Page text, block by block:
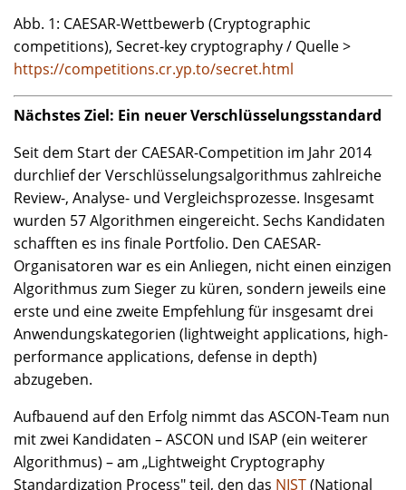
Abb. 1: CAESAR-Wettbewerb (Cryptographic
competitions), Secret-key cryptography / Quelle >
https://competitions.cr.yp.to/secret.html
Nächstes Ziel: Ein neuer Verschlüsselungsstandard
Seit dem Start der CAESAR-Competition im Jahr 2014
durchlief der Verschlüsselungsalgorithmus zahlreiche
Review-, Analyse- und Vergleichsprozesse. Insgesamt
wurden 57 Algorithmen eingereicht. Sechs Kandidaten
schafften es ins finale Portfolio. Den CAESAR-
Organisatoren war es ein Anliegen, nicht einen einzigen
Algorithmus zum Sieger zu küren, sondern jeweils eine
erste und eine zweite Empfehlung für insgesamt drei
Anwendungskategorien (lightweight applications, high-
performance applications, defense in depth)
abzugeben.
Aufbauend auf den Erfolg nimmt das ASCON-Team nun
mit zwei Kandidaten – ASCON und ISAP (ein weiterer
Algorithmus) – am „Lightweight Cryptography
Standardization Process" teil, den das NIST(National